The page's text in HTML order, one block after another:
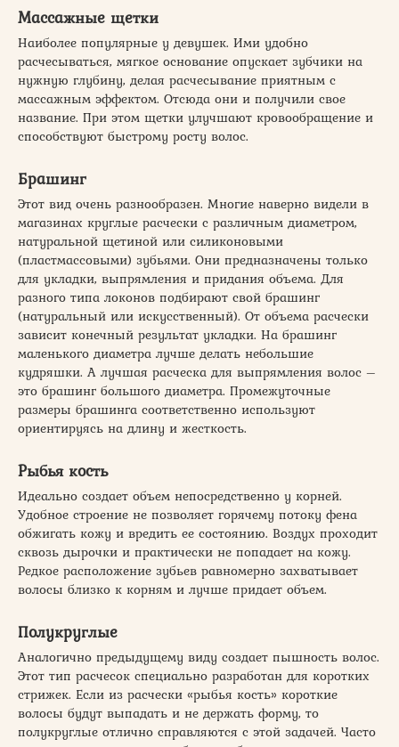
Массажные щетки
Наиболее популярные у девушек. Ими удобно
расчесываться, мягкое основание опускает зубчики на
нужную глубину, делая расчесывание приятным с
массажным эффектом. Отсюда они и получили свое
название. При этом щетки улучшают кровообращение и
способствуют быстрому росту волос.
Брашинг
Этот вид очень разнообразен. Многие наверно видели в
магазинах круглые расчески с различным диаметром,
натуральной щетиной или силиконовыми
(пластмассовыми) зубьями. Они предназначены только
для укладки, выпрямления и придания объема. Для
разного типа локонов подбирают свой брашинг
(натуральный или искусственный). От объема расчески
зависит конечный результат укладки. На брашинг
маленького диаметра лучше делать небольшие
кудряшки. А лучшая расческа для выпрямления волос –
это брашинг большого диаметра. Промежуточные
размеры брашинга соответственно используют
ориентируясь на длину и жесткость.
Рыбья кость
Идеально создает объем непосредственно у корней.
Удобное строение не позволяет горячему потоку фена
обжигать кожу и вредить ее состоянию. Воздух проходит
сквозь дырочки и практически не попадает на кожу.
Редкое расположение зубьев равномерно захватывает
волосы близко к корням и лучше придает объем.
Полукруглые
Аналогично предыдущему виду создает пышность волос.
Этот тип расчесок специально разработан для коротких
стрижек. Если из расчески «рыбья кость» короткие
волосы будут выпадать и не держать форму, то
полукруглые отлично справляются с этой задачей. Часто